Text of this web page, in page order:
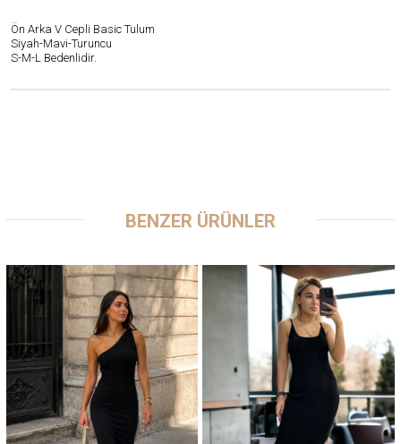
Ön Arka V Cepli Basic Tulum
Siyah-Mavi-Turuncu
S-M-L Bedenlidir.
BENZER ÜRÜNLER